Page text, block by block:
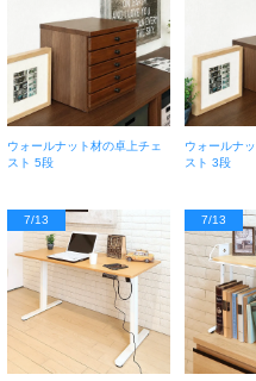
ウォールナット材の卓上チェ
スト 5段
ウォールナ
スト 3段
7/13 7/13